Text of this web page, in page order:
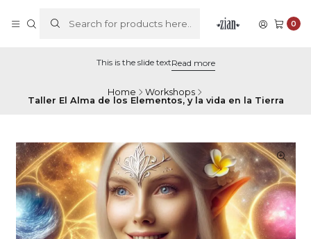
0
This is the slide textRead more
Home
Workshops
Taller El Alma de los Elementos, y la vida en la Tierra